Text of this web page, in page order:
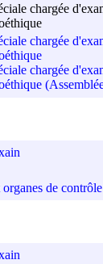
chargée
chargée
chargée
de contrôle